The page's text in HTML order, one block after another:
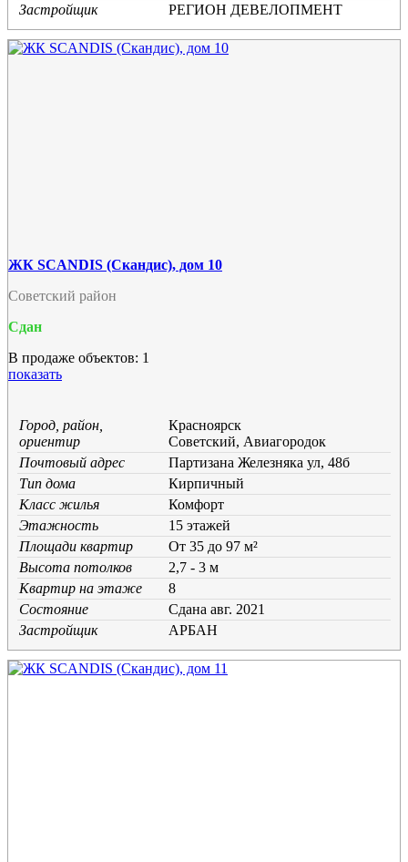
Застройщик
РЕГИОН ДЕВЕЛОПМЕНТ
ЖК SCANDIS (Скандис), дом 10
Советский район
Сдан
В продаже объектов: 1
показать
Город, район,
ориентир
Красноярск
Советский, Авиагородок
Почтовый адрес
Партизана Железняка ул, 48б
Тип дома
Кирпичный
Класс жилья
Комфорт
Этажность
15 этажей
Площади квартир
От 35 до 97 м²
Высота потолков
2,7 - 3 м
Квартир на этаже
8
Состояние
Cдана авг. 2021
Застройщик
АРБАН